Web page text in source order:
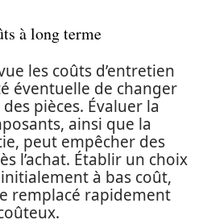
à long terme
les coûts d’entretien
éventuelle de changer
pièces. Évaluer la
ainsi que la
peut empêcher des
l’achat. Établir un choix
à bas coût,
remplacé rapidement